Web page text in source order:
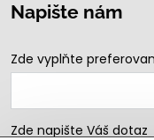
Napište nám
Zde vyplňte
Zde napište Váš dotaz